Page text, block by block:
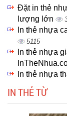
Đặt in thẻ
lượng lớn
In thẻ nhựa
5115
In thẻ nhựa
In thẻ nhựa
IN THẺ TỪ